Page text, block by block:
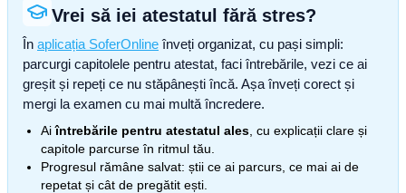
Vrei să iei atestatul fără stres?
În aplicația SoferOnline înveți organizat, cu pași simpli:
parcurgi capitolele pentru atestat, faci întrebările, vezi ce ai
greșit și repeți ce nu stăpânești încă. Așa înveți corect și
mergi la examen cu mai multă încredere.
Aiîntrebările pentru atestatul ales , cu explicații clare și
capitole parcurse în ritmul tău.
Progresul rămâne salvat: știi ce ai parcurs, ce mai ai de
repetat și cât de pregătit ești.